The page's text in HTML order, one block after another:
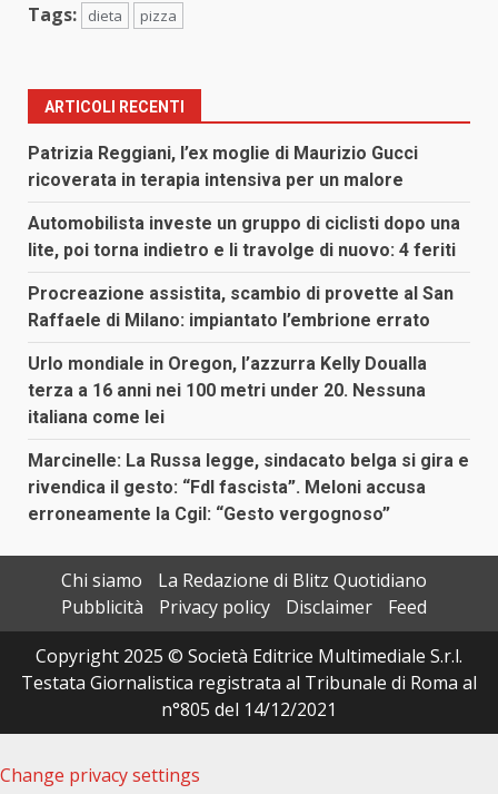
Tags: dieta pizza
ARTICOLI RECENTI
Patrizia Reggiani, l’ex moglie di Maurizio Gucci
ricoverata in terapia intensiva per un malore
Automobilista investe un gruppo di ciclisti dopo una
lite, poi torna indietro e li travolge di nuovo: 4 feriti
Procreazione assistita, scambio di provette al San
Raffaele di Milano: impiantato l’embrione errato
Urlo mondiale in Oregon, l’azzurra Kelly Doualla
terza a 16 anni nei 100 metri under 20. Nessuna
italiana come lei
Marcinelle: La Russa legge, sindacato belga si gira e
rivendica il gesto: “FdI fascista”. Meloni accusa
erroneamente la Cgil: “Gesto vergognoso”
Chi siamo
La Redazione di Blitz Quotidiano
Pubblicità
Privacy policy Disclaimer
Feed
Copyright 2025 © Società Editrice Multimediale S.r.l.
Testata Giornalistica registrata al Tribunale di Roma al
n°805 del 14/12/2021
Change privacy settings